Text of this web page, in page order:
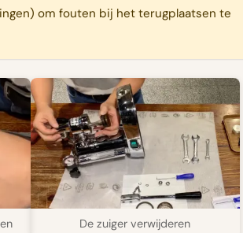
om fouten bij het terugplaatsen te
De zuiger verwijderen